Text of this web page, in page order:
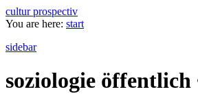
cultur prospectiv
You are here: start
sidebar
soziologie öffentlich